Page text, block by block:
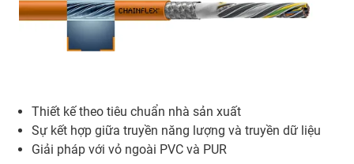
Thiết kế theo tiêu chuẩn nhà sản xuất
Sự kết hợp giữa truyền năng lượng và truyền dữ liệu
Giải pháp với vỏ ngoài PVC và PUR